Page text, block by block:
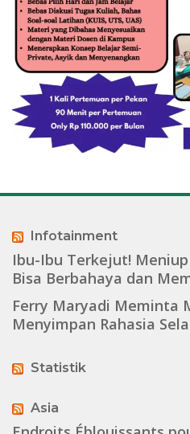
Infotainment
Ibu-Ibu Terkejut!
Bisa Berbahaya dan
Ferry Maryadi Meminta
Menyimpan Rahasia
Statistik
Asia